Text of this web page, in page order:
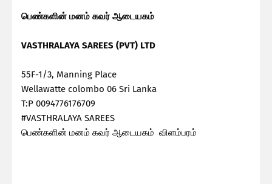
பெண்களின் மனம் கவர் ஆடையகம்
VASTHRALAYA SAREES (PVT) LTD
55F-1/3, Manning Place
Wellawatte colombo 06 Sri Lanka
T:P 0094776176709
#VASTHRALAYA SAREES
பெண்களின் மனம் கவர் ஆடையகம் விளம்பரம்